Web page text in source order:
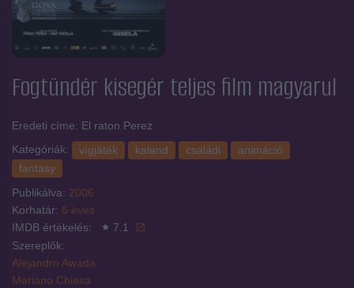
Fogtündér kisegér teljes film magyarul
Eredeti címe: El raton Perez
Kategóriák:
vígjáték kaland családi
animáció
fantasy
Publikálva: 2006
Korhatár: 6 éves
IMDB értékelés:
7.1
Szereplők:
Alejandro Awada
Mariano Chiesa